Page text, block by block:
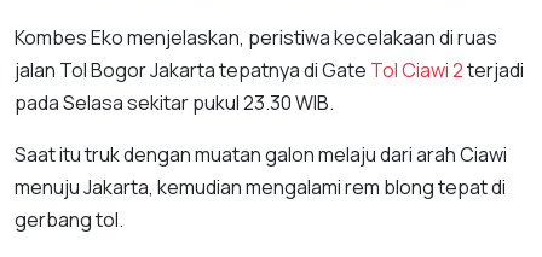
Kombes Eko menjelaskan, peristiwa kecelakaan di ruas
jalan Tol Bogor Jakarta tepatnya di Gate Tol Ciawi 2terjadi
pada Selasa sekitar pukul 23.30 WIB.
Saat itu truk dengan muatan galon melaju dari arah Ciawi
menuju Jakarta, kemudian mengalami rem blong tepat di
gerbang tol.